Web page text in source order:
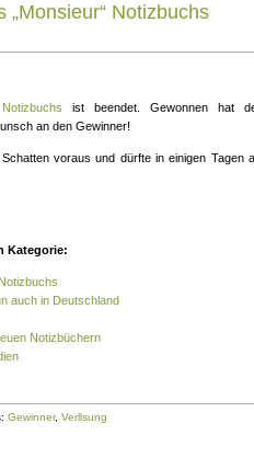
„Monsieur“ Notizbuchs
ist beendet. Gewonnen hat
an den Gewinner!
voraus und dürfte in einigen Tagen
Kategorie:
auch in Deutschland
Notizbüchern
Gewinner, Verllsung